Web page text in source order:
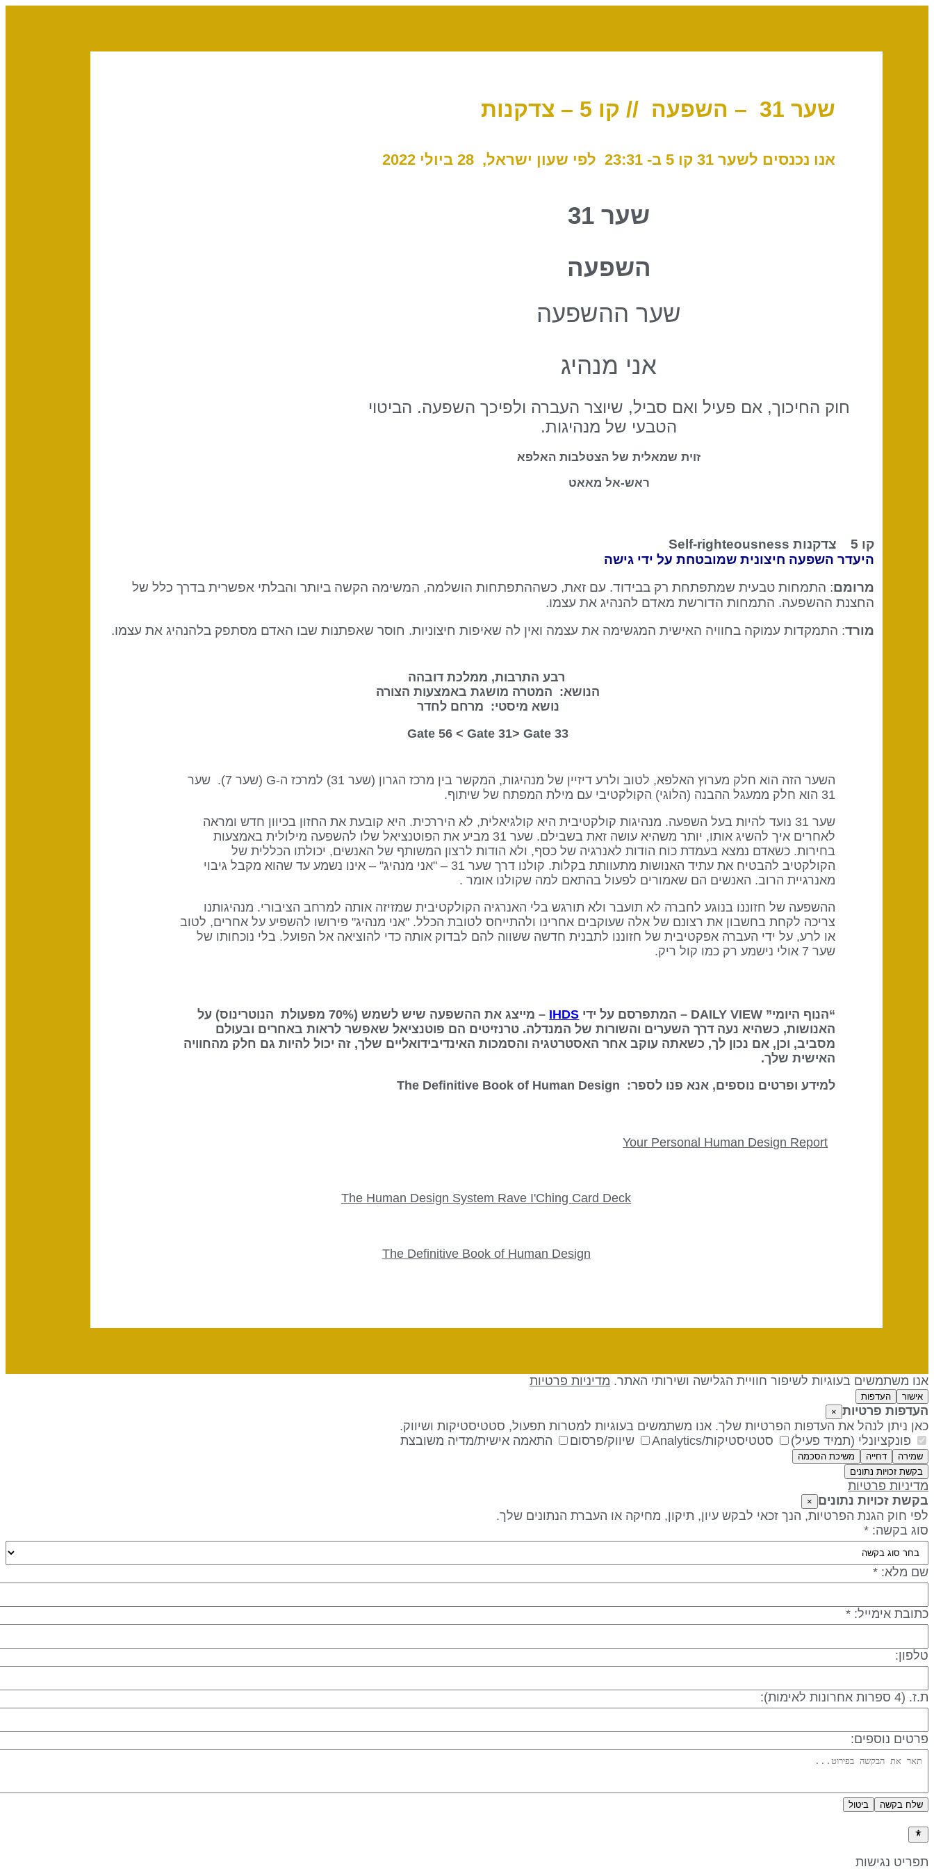
שער 31 – השפעה // קו 5 – צדקנות
אנו נכנסים לשער 31 קו 5 ב- 23:31 לפי שעון ישראל, 28 ביולי 2022
שער 31
השפעה
שער ההשפעה
אני מנהיג
חוק החיכוך, אם פעיל ואם סביל, שיוצר העברה ולפיכך השפעה. הביטוי
הטבעי של מנהיגות.
זוית שמאלית של הצטלבות האלפא
ראש-אל מאאט
קו 5 צדקנות
Self-righteousness
היעדר השפעה חיצונית שמובטחת על ידי גישה
מרומם: התמחות טבעית שמתפתחת רק בבידוד. עם זאת, כשההתפתחות הושלמה, המשימה הקשה ביותר והבלתי אפשרית בדרך כלל של
החצנת ההשפעה. התמחות הדורשת מאדם להנהיג את עצמו.
מורד: התמקדות עמוקה בחוויה האישית המגשימה את עצמה ואין לה שאיפות חיצוניות. חוסר שאפתנות שבו האדם מסתפק בלהנהיג את עצמו.
רבע התרבות, ממלכת דובהה
הנושא: המטרה מושגת באמצעות הצורה
נושא מיסטי: מרחם לחדר
33 Gate 56 <
Gate 31> Gate
השער הזה הוא חלק מערוץ האלפא, לטוב ולרע דיזיין של מנהיגות, המקשר בין מרכז הגרון (שער 31) למרכז ה-G (שער 7). שער
31 הוא חלק ממעגל ההבנה (הלוגי) הקולקטיבי עם מילת המפתח של שיתוף.
שער 31 נועד להיות בעל השפעה. מנהיגות קולקטיבית היא קולגיאלית, לא היררכית. היא קובעת את החזון בכיוון חדש ומראה
לאחרים איך להשיג אותו, יותר משהיא עושה זאת בשבילם. שער 31 מביע את הפוטנציאל שלו להשפעה מילולית באמצעות
בחירות. כשאדם נמצא בעמדת כוח הודות לאנרגיה של כסף, ולא הודות לרצון המשותף של האנשים, יכולתו הכללית של
הקולקטיב להבטיח את עתיד האנושות מתעוותת בקלות. קולנו דרך שער 31 – "אני מנהיג" – אינו נשמע עד שהוא מקבל גיבוי
מאנרגיית הרוב. האנשים הם שאמורים לפעול בהתאם למה שקולנו אומר .
ההשפעה של חזוננו בנוגע לחברה לא תועבר ולא תורגש בלי האנרגיה הקולקטיבית שמזיזה אותה למרחב הציבורי. מנהיגותנו
צריכה לקחת בחשבון את רצונם של אלה שעוקבים אחרינו ולהתייחס לטובת הכלל. "אני מנהיג" פירושו להשפיע על אחרים, לטוב
או לרע, על ידי העברה אפקטיבית של חזוננו לתבנית חדשה ששווה להם לבדוק אותה כדי להוציאה אל הפועל. בלי נוכחותו של
שער 7 אולי נישמע רק כמו קול ריק.
“הנוף היומי” DAILY VIEW – המתפרסם על ידי IHDS
– מייצג את ההשפעה שיש לשמש (70% מפעולת הנוטרינוס) על
האנושות, כשהיא נעה דרך השערים והשורות של המנדלה. טרנזיטים הם פוטנציאל שאפשר לראות באחרים ובעולם
מסביב, וכן, אם נכון לך, כשאתה עוקב אחר האסטרטגיה והסמכות האינדיבידואליים שלך, זה יכול להיות גם חלק מהחוויה
האישית שלך.
למידע ופרטים נוספים, אנא פנו לספר: The Definitive Book of Human Design
Your Personal Human Design Report
The Human Design System Rave I'Ching Card Deck
The Definitive Book of Human Design
אנו משתמשים בעוגיות לשיפור חוויית הגלישה ושירותי האתר. מדיניות פרטיות
אישור העדפות
העדפות פרטיות ×
כאן ניתן לנהל את העדפות הפרטיות שלך. אנו משתמשים בעוגיות למטרות תפעול, סטטיסטיקות ושיווק.
פונקציונלי (תמיד פעיל)
סטטיסטיקות/Analytics שיווק/פרסום התאמה אישית/מדיה משובצת
שמירה דחייה
משיכת הסכמה
בקשת זכויות נתונים
מדיניות פרטיות
בקשת זכויות נתונים
×
לפי חוק הגנת הפרטיות, הנך זכאי לבקש עיון, תיקון, מחיקה או העברת הנתונים שלך.
סוג בקשה: *
שם מלא: *
כתובת אימייל: *
טלפון:
ת.ז. (4 ספרות אחרונות לאימות):
פרטים נוספים:
שלח בקשה ביטול
תפריט נגישות